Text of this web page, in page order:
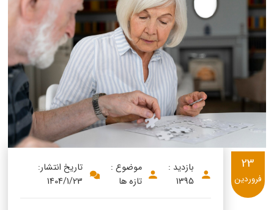
بازدید :
1395
موضوع :
تازه ها
تاریخ انتشار:
1404/1/23
23
فروردین